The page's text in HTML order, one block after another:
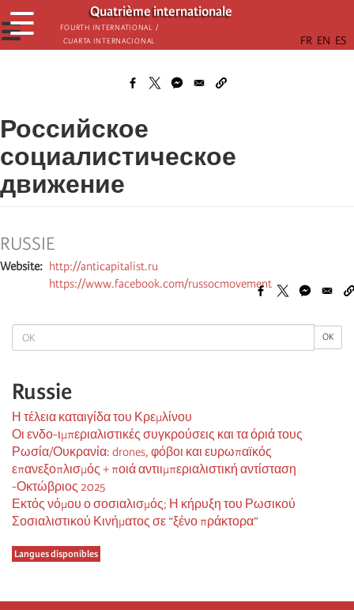
Παράκαμψη
προς
το
Quatrième internationale
Fourth International /
Cuarta Internacional
☰
☰
OK OK
Russie
Η τέλεια καταιγίδα του Κρεμλίνου
Οι ενδο-ιμπεριαλιστικές συγκρούσεις και τα όριά τους
Ρωσία/Ουκρανία: drones, φόβοι και ευρωπαϊκός
επανεξοπλισμός + ποιά αντιιμπεριαλιστική αντίσταση
-Οκτώβριος 2025
Εκτός νόμου ο σοσιαλισμός; Η κήρυξη του Ρωσικού
Σοσιαλιστικού Κινήματος σε “ξένο πράκτορα”
Langues disponibles
Российское
социалистическое
движение
RUSSIE
Website
http://anticapitalist.ru
https://www.facebook.com/russocmovement